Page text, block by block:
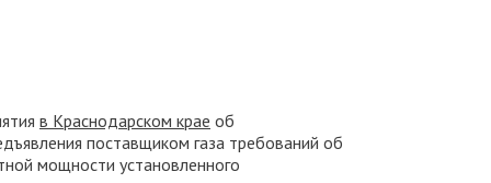
в Краснодарском крае об
поставщиком газа требований об
мощности установленного